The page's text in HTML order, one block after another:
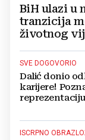
BiH ulazi u
tranzicija
životnog
SVE DOGOVORIO
Dalić donio
karijere!
ISCRPNO